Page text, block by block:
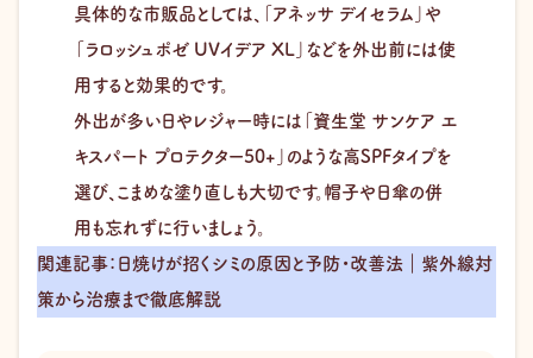
具体的な市販品としては、「アネッサ デイセラム」や
「ラロッシュポゼ UVイデア XL」などを外出前には使
用すると効果的です。
外出が多い日やレジャー時には「資生堂 サンケア エ
キスパート プロテクター50+」のような高SPFタイプを
選び、こまめな塗り直しも大切です。帽子や日傘の併
用も忘れずに行いましょう。
関連記事：日焼けが招くシミの原因と予防・改善法｜紫外線対
策から治療まで徹底解説